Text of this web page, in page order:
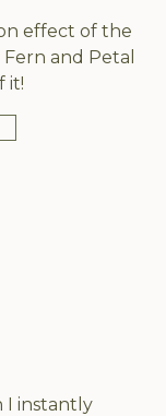
effect of the
and Petal
it!
I instantly